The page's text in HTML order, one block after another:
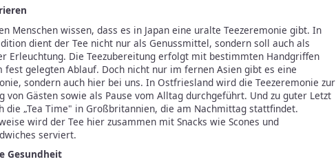
Menschen wissen, dass es in Japan eine uralte Teezeremonie gibt. In
dient der Tee nicht nur als Genussmittel, sondern soll auch als
Erleuchtung. Die Teezubereitung erfolgt mit bestimmten Handgriffen
fest gelegten Ablauf. Doch nicht nur im fernen Asien gibt es eine
sondern auch hier bei uns. In Ostfriesland wird die Teezeremonie zur
von Gästen sowie als Pause vom Alltag durchgeführt. Und zu guter Letzt
die „Tea Time" in Großbritannien, die am Nachmittag stattfindet.
wird der Tee hier zusammen mit Snacks wie Scones und
serviert.
Gesundheit